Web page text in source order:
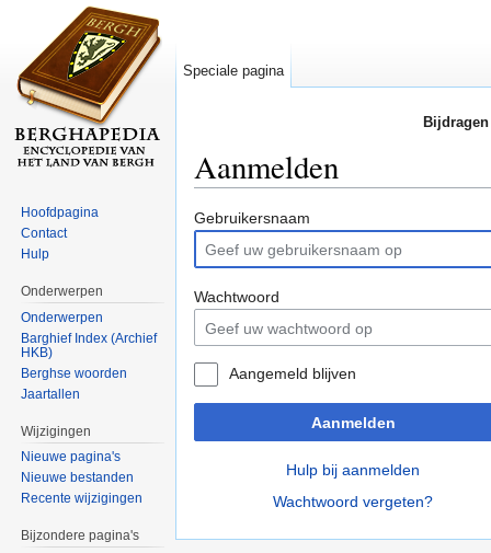
Aanmelden
Gebruikersnaam
Wachtwoord
Aangemeld blijven
Aanmelden
Hulp bij aanmelden
Wachtwoord vergeten?
Speciale pagina
Hoofdpagina
Contact
Hulp
Onderwerpen
Onderwerpen
Barghief Index (Archief
HKB)
Berghse woorden
Jaartallen
Wijzigingen
Nieuwe pagina's
Nieuwe bestanden
Recente wijzigingen
Bijzondere pagina's